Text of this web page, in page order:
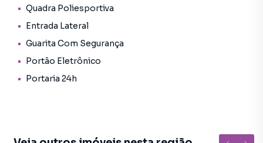
Quadra Poliesportiva
Entrada Lateral
Guarita Com Segurança
Portão Eletrônico
Portaria 24h